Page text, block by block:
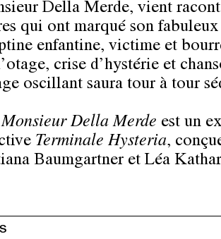
Della Merde, vient
qui ont marqué son
enfantine, victime et
crise d’hystérie et
oscillant saura tour à tour
Della Merde est un
Terminale Hysteria,
Baumgartner et Léa